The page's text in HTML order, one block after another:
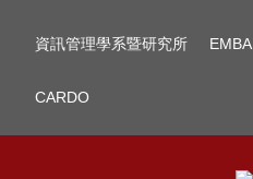
資訊管理學系暨研究所 EMBA
CARDO